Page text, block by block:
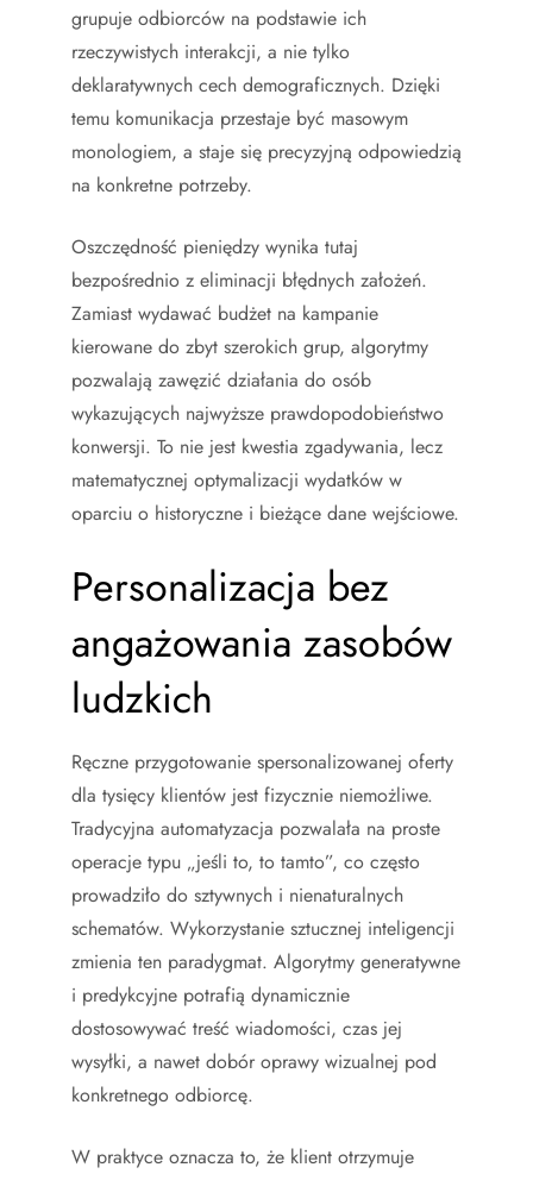
grupuje odbiorców na podstawie ich
rzeczywistych interakcji, a nie tylko
deklaratywnych cech demograficznych. Dzięki
temu komunikacja przestaje być masowym
monologiem, a staje się precyzyjną odpowiedzią
na konkretne potrzeby.
Oszczędność pieniędzy wynika tutaj
bezpośrednio z eliminacji błędnych założeń.
Zamiast wydawać budżet na kampanie
kierowane do zbyt szerokich grup, algorytmy
pozwalają zawęzić działania do osób
wykazujących najwyższe prawdopodobieństwo
konwersji. To nie jest kwestia zgadywania, lecz
matematycznej optymalizacji wydatków w
oparciu o historyczne i bieżące dane wejściowe.
Personalizacja bez
angażowania zasobów
ludzkich
Ręczne przygotowanie spersonalizowanej oferty
dla tysięcy klientów jest fizycznie niemożliwe.
Tradycyjna automatyzacja pozwalała na proste
operacje typu „jeśli to, to tamto”, co często
prowadziło do sztywnych i nienaturalnych
schematów. Wykorzystanie sztucznej inteligencji
zmienia ten paradygmat. Algorytmy generatywne
i predykcyjne potrafią dynamicznie
dostosowywać treść wiadomości, czas jej
wysyłki, a nawet dobór oprawy wizualnej pod
konkretnego odbiorcę.
W praktyce oznacza to, że klient otrzymuje